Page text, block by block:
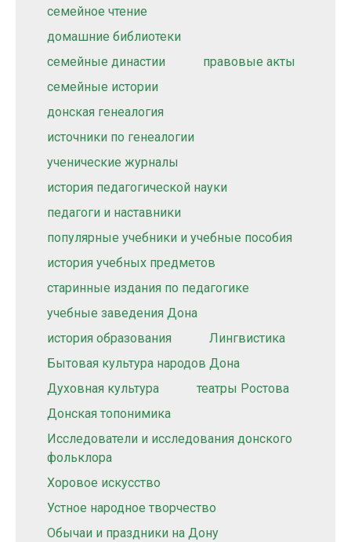
семейное чтение
домашние библиотеки
семейные династии
правовые акты
семейные истории
донская генеалогия
источники по генеалогии
ученические журналы
история педагогической науки
педагоги и наставники
популярные учебники и учебные пособия
история учебных предметов
старинные издания по педагогике
учебные заведения Дона
история образования
Лингвистика
Бытовая культура народов Дона
Духовная культура
театры Ростова
Донская топонимика
Исследователи и исследования донского
фольклора
Хоровое искусство
Устное народное творчество
Обычаи и праздники на Дону